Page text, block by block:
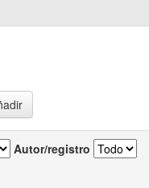
Autor/registro